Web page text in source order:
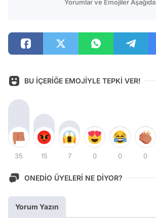
Yorumlar ve Emojiler Aşağıda
BU İÇERİĞE EMOJİYLE TEPKİ VER!
35 15 7 0 0 0
ONEDİO ÜYELERİ NE DİYOR?
Yorum Yazın